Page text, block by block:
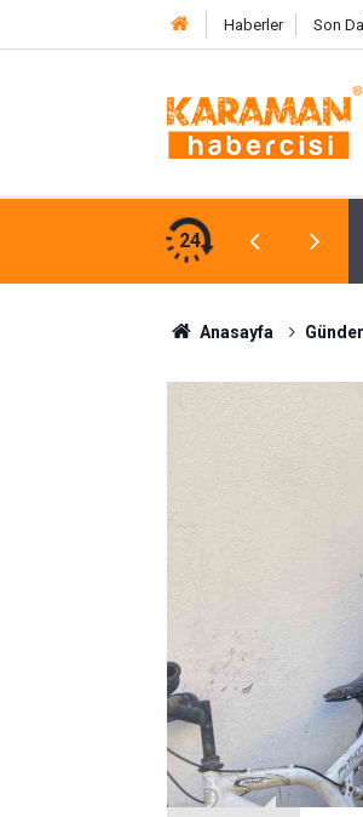
Haberler Son
24
Lgs’de Başarı Getirdi
Anasayfa